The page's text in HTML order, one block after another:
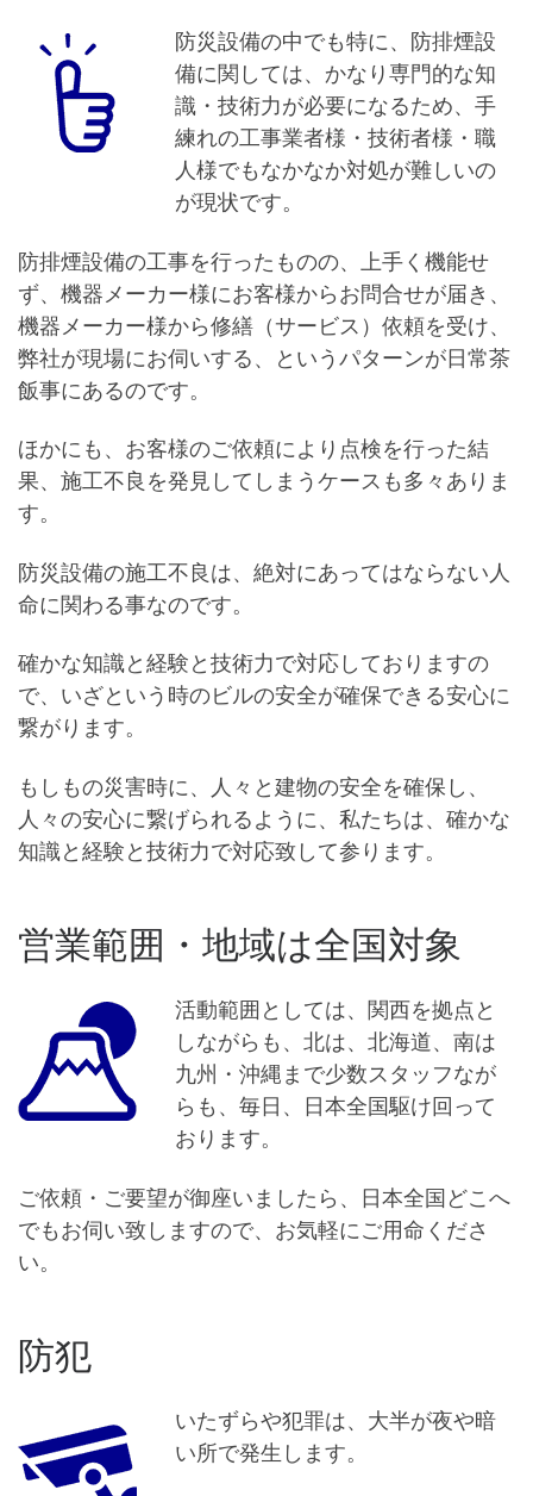
防災設備の中でも特に、防排煙設
備に関しては、かなり専門的な知
識・技術力が必要になるため、手
練れの工事業者様・技術者様・職
人様でもなかなか対処が難しいの
が現状です。
防排煙設備の工事を行ったものの、上手く機能せ
ず、機器メーカー様にお客様からお問合せが届き、
機器メーカー様から修繕（サービス）依頼を受け、
弊社が現場にお伺いする、というパターンが日常茶
飯事にあるのです。
ほかにも、お客様のご依頼により点検を行った結
果、施工不良を発見してしまうケースも多々ありま
す。
防災設備の施工不良は、絶対にあってはならない人
命に関わる事なのです。
確かな知識と経験と技術力で対応しておりますの
で、いざという時のビルの安全が確保できる安心に
繋がります。
もしもの災害時に、人々と建物の安全を確保し、
人々の安心に繋げられるように、私たちは、確かな
知識と経験と技術力で対応致して参ります。
営業範囲・地域は全国対象
活動範囲としては、関西を拠点と
しながらも、北は、北海道、南は
九州・沖縄まで少数スタッフなが
らも、毎日、日本全国駆け回って
おります。
ご依頼・ご要望が御座いましたら、日本全国どこへ
でもお伺い致しますので、お気軽にご用命くださ
い。
防犯
いたずらや犯罪は、大半が夜や暗
い所で発生します。